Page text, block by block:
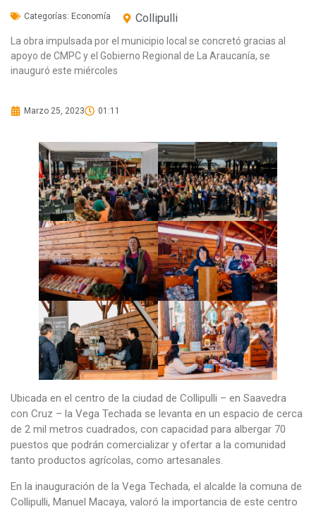
Categorías: Economía Collipulli
La obra impulsada por el municipio local se concretó gracias al
apoyo de CMPC y el Gobierno Regional de La Araucanía, se
inauguró este miércoles
Marzo 25, 2023 01:11
Ubicada en el centro de la ciudad de Collipulli – en Saavedra
con Cruz – la Vega Techada se levanta en un espacio de cerca
de 2 mil metros cuadrados, con capacidad para albergar 70
puestos que podrán comercializar y ofertar a la comunidad
tanto productos agrícolas, como artesanales.
En la inauguración de la Vega Techada, el alcalde la comuna de
Collipulli, Manuel Macaya, valoró la importancia de este centro